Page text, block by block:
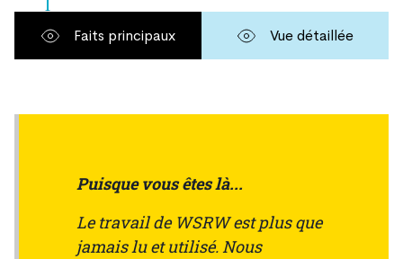
Puisque vous êtes là...
Le travail de WSRW est plus que
jamais lu et utilisé. Nous